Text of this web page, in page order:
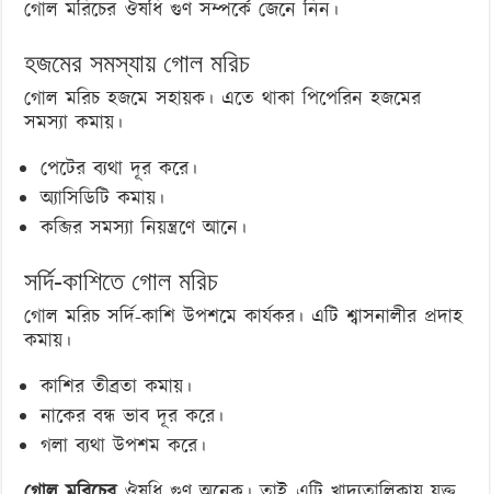
গোল মরিচের ঔষধি গুণ সম্পর্কে জেনে নিন।
হজমের সমস্যায় গোল মরিচ
গোল মরিচ হজমে সহায়ক। এতে থাকা পিপেরিন হজমের
সমস্যা কমায়।
পেটের ব্যথা দূর করে।
অ্যাসিডিটি কমায়।
কব্জির সমস্যা নিয়ন্ত্রণে আনে।
সর্দি-কাশিতে গোল মরিচ
গোল মরিচ সর্দি-কাশি উপশমে কার্যকর। এটি শ্বাসনালীর প্রদাহ
কমায়।
কাশির তীব্রতা কমায়।
নাকের বন্ধ ভাব দূর করে।
গলা ব্যথা উপশম করে।